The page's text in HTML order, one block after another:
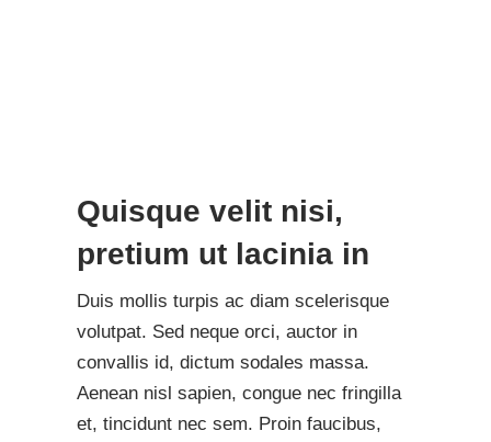
Quisque velit nisi,
pretium ut lacinia in
Duis mollis turpis ac diam scelerisque
volutpat. Sed neque orci, auctor in
convallis id, dictum sodales massa.
Aenean nisl sapien, congue nec fringilla
et, tincidunt nec sem. Proin faucibus,